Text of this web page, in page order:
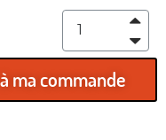
ma commande